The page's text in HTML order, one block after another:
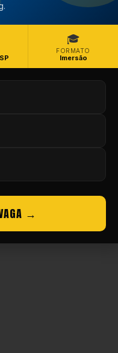
🎓
FORMATO
Imersão
→